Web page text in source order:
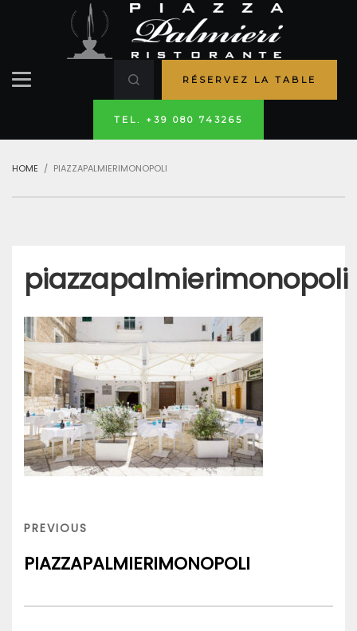
RÉSERVEZ LA TABLE
TEL. +39 080 743265
HOME PIAZZAPALMIERIMONOPOLI
piazzapalmierimonopoli
de
l’article
PREVIOUS
PREVIOUS
PIAZZAPALMIERIMONOPOLI